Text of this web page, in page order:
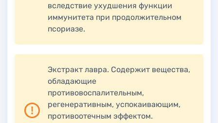
вследствие ухудшения функции
иммунитета при продолжительном
псориазе.
Экстракт лавра. Содержит вещества,
обладающие
противовоспалительным,
регенеративным, успокаивающим,
противоотечным эффектом.